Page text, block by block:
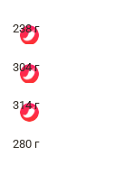
238 г
304 г
314 г
280 г